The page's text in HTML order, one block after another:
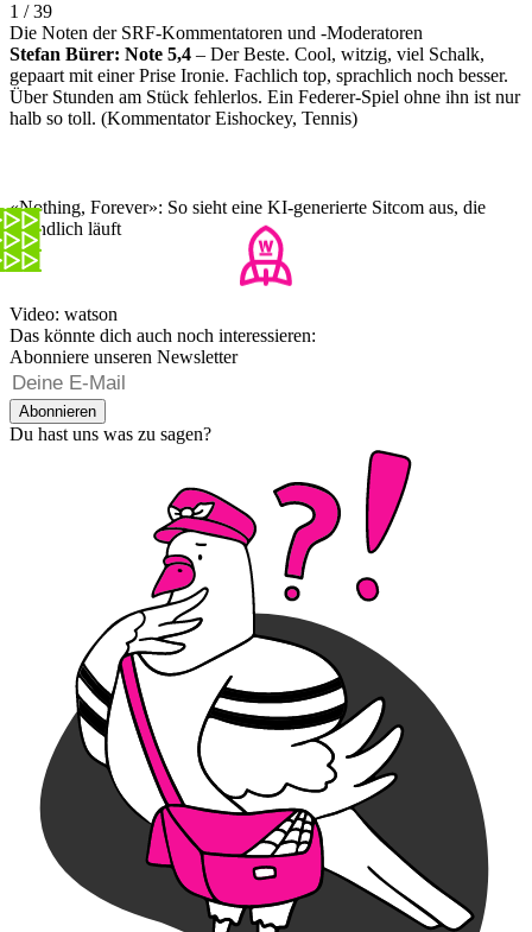
1 / 39
Die Noten der SRF-Kommentatoren und -Moderatoren
Stefan Bürer: Note 5,4 – Der Beste. Cool, witzig, viel Schalk,
gepaart mit einer Prise Ironie. Fachlich top, sprachlich noch besser.
Über Stunden am Stück fehlerlos. Ein Federer-Spiel ohne ihn ist nur
halb so toll. (Kommentator Eishockey, Tennis)
«Nothing, Forever»: So sieht eine KI-generierte Sitcom aus, die
unendlich läuft
Video: watson
Das könnte dich auch noch interessieren:
Abonniere unseren Newsletter
Abonnieren
Du hast uns was zu sagen?